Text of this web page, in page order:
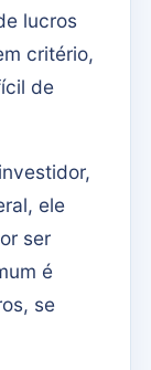
lucros
critério,
de
ele
ser
é
se